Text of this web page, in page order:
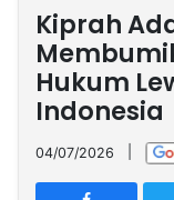
Nasional
International
Olahraga
Entertainment
Daerah
Pariwisata
Kuliner
Kolom
Network
PT
TREETAN
Kiprah
Hukum
Indonesia
04/07/2026